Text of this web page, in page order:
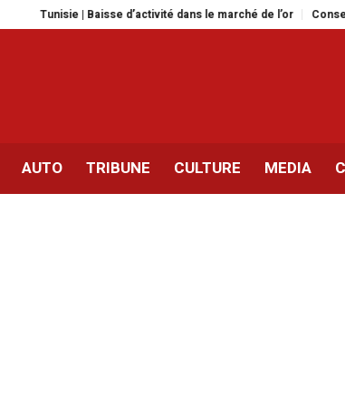
| Baisse d’activité dans le marché de l’or Conseils
AUTO TRIBUNE CULTURE MEDIA